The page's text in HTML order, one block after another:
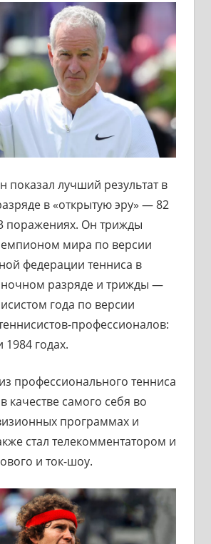
показал лучший результат в
в «открытую эру» — 82
поражениях. Он трижды
мира по версии
федерации тенниса в
разряде и трижды —
года по версии
профессионалов:
1984 годах.
профессионального тенниса
качестве самого себя во
программах и
стал телекомментатором и
и ток-шоу.